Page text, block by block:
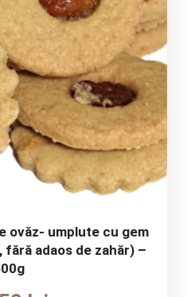
ovăz- umplute cu gem
adaos de zahăr) –